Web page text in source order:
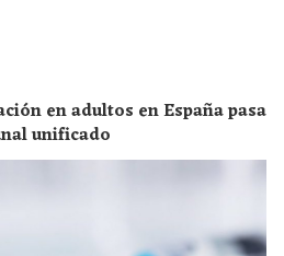
en adultos en España pasa
unificado